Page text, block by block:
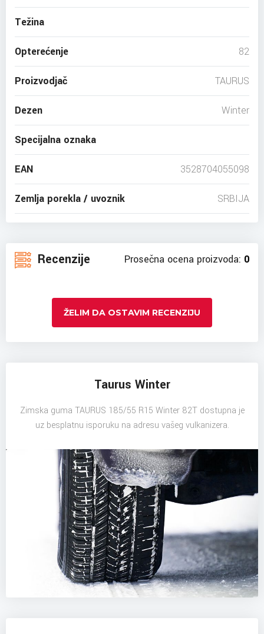
Težina
Opterećenje 82
Proizvodjač TAURUS
Dezen Winter
Specijalna oznaka
EAN 3528704055098
Zemlja porekla / uvoznik SRBIJA
Recenzije Prosečna ocena proizvoda: 0
ŽELIM DA OSTAVIM RECENZIJU
Taurus Winter
Zimska guma TAURUS 185/55 R15 Winter 82T dostupna je
uz besplatnu isporuku na adresu vašeg vulkanizera.